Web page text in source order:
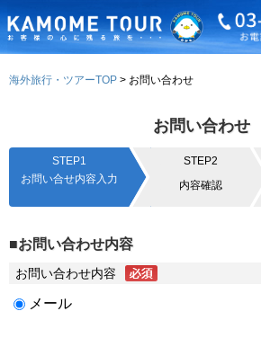
海外旅行・ツアーTOP お問い合わせ
お問い合わせ
STEP1
お問い合せ内容入力
STEP2
内容確認
■お問い合わせ内容
お問い合わせ内容
メール